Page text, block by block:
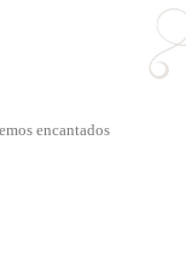
encantados